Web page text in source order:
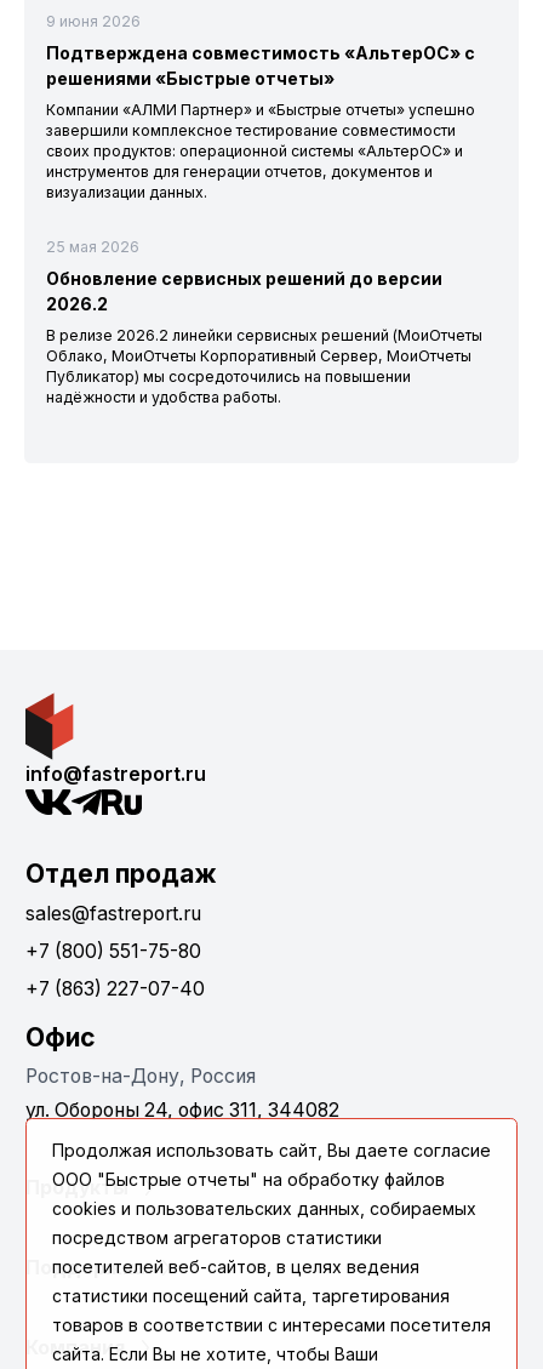
9 июня 2026
Подтверждена совместимость «АльтерОС» с
решениями «Быстрые отчеты»
Компании «АЛМИ Партнер» и «Быстрые отчеты» успешно
завершили комплексное тестирование совместимости
своих продуктов: операционной системы «АльтерОС» и
инструментов для генерации отчетов, документов и
визуализации данных.
25 мая 2026
Обновление сервисных решений до версии
2026.2
В релизе 2026.2 линейки сервисных решений (МоиОтчеты
Облако, МоиОтчеты Корпоративный Сервер, МоиОтчеты
Публикатор) мы сосредоточились на повышении
надёжности и удобства работы.
info@fastreport.ru
Отдел продаж
sales@fastreport.ru
+7 (800) 551-75-80
+7 (863) 227-07-40
Офис
Ростов-на-Дону, Россия
ул. Обороны 24, офис 311, 344082
Продукты
Поддержка
Компания
Продолжая использовать сайт, Вы даете согласие
ООО "Быстрые отчеты" на обработку файлов
cookies и пользовательских данных, собираемых
посредством агрегаторов статистики
посетителей веб-сайтов, в целях ведения
статистики посещений сайта, таргетирования
товаров в соответствии с интересами посетителя
сайта. Если Вы не хотите, чтобы Ваши